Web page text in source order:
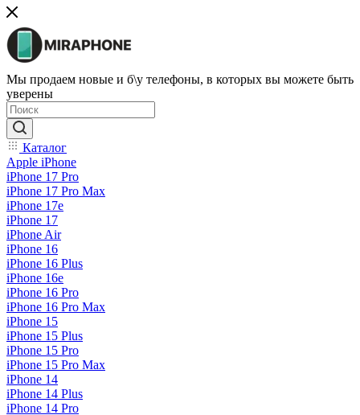
Мы продаем новые и б\у телефоны, в которых вы можете быть
уверены
Каталог
Apple iPhone
iPhone 17 Pro
iPhone 17 Pro Max
iPhone 17e
iPhone 17
iPhone Air
iPhone 16
iPhone 16 Plus
iPhone 16e
iPhone 16 Pro
iPhone 16 Pro Max
iPhone 15
iPhone 15 Plus
iPhone 15 Pro
iPhone 15 Pro Max
iPhone 14
iPhone 14 Plus
iPhone 14 Pro